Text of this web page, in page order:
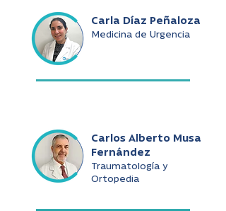
Carla Díaz Peñaloza
Medicina de Urgencia
Carlos Alberto Musa
Fernández
Traumatología y
Ortopedia